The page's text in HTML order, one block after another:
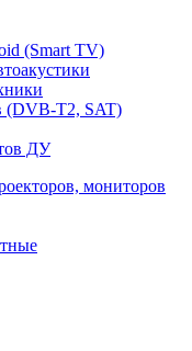
(Smart TV)
(DVB-T2, SAT)
ДУ
мониторов